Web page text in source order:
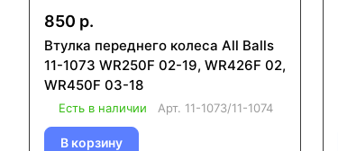
850 р.
Втулка переднего колеса All Balls
11-1073 WR250F 02-19, WR426F 02,
WR450F 03-18
Есть в наличии Арт. 11-1073/11-1074
В корзину